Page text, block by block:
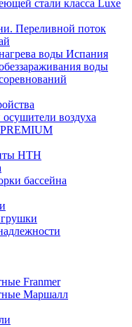
стали класса Luxe
Переливной поток
воды Испания
воды
воздуха
HTH
бассейна
Franmer
Маршалл